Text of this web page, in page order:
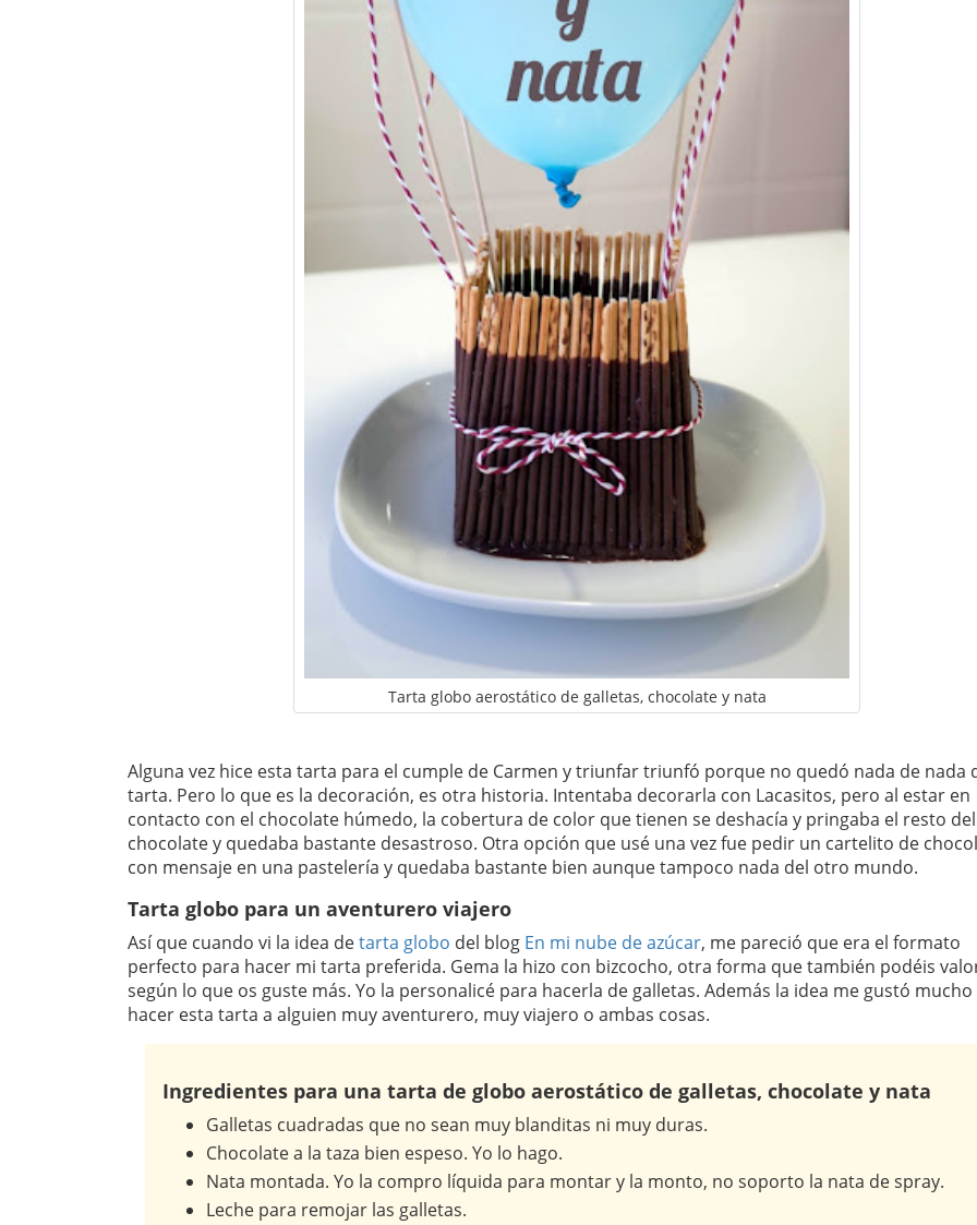
Tarta globo aerostático de galletas, chocolate y nata
Alguna vez hice esta tarta para el cumple de Carmen y triunfar triunfó porque no quedó nada de nada
tarta. Pero lo que es la decoración, es otra historia. Intentaba decorarla con Lacasitos, pero al estar en
contacto con el chocolate húmedo, la cobertura de color que tienen se deshacía y pringaba el resto del
chocolate y quedaba bastante desastroso. Otra opción que usé una vez fue pedir un cartelito de
con mensaje en una pastelería y quedaba bastante bien aunque tampoco nada del otro mundo.
Tarta globo para un aventurero viajero
Así que cuando vi la idea detarta globo del blog En mi nube de azúcar, me pareció que era el formato
perfecto para hacer mi tarta preferida. Gema la hizo con bizcocho, otra forma que también podéis
según lo que os guste más. Yo la personalicé para hacerla de galletas. Además la idea me gustó
hacer esta tarta a alguien muy aventurero, muy viajero o ambas cosas.
Ingredientes para una tarta de globo aerostático de galletas, chocolate y nata
Galletas cuadradas que no sean muy blanditas ni muy duras.
Chocolate a la taza bien espeso. Yo lo hago.
Nata montada. Yo la compro líquida para montar y la monto, no soporto la nata de spray.
Leche para remojar las galletas.